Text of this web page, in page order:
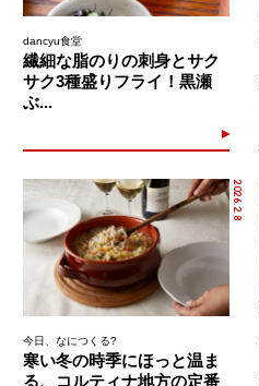
dancyu食堂
繊細な脂のりの刺身とサク
サク3種盛りフライ！黒瀬
ぶ...
2026.2.8
今日、なにつくる?
寒い冬の時季にほっと温ま
る、コルティナ地方の定番